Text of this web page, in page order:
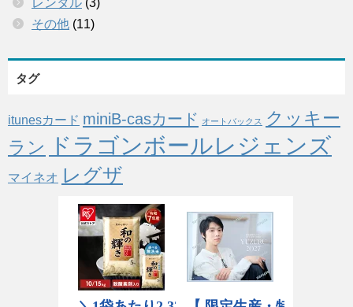
その他 (11)
タグ
itunesカード miniB-casカード オートバックス
クッキー
ラン
ドラゴンボールレジェンズ
マイネオ レグザ